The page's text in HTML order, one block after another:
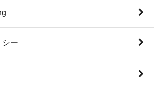
シー